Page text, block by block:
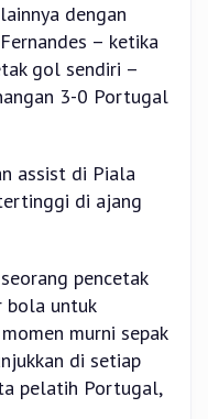
dengan
– ketika
gol sendiri –
3-0 Portugal
assist di Piala
di ajang
pencetak
bola untuk
murni sepak
di setiap
pelatih Portugal,